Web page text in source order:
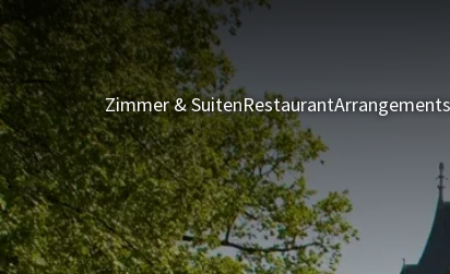
Zimmer & SuitenRestaurantArrangements